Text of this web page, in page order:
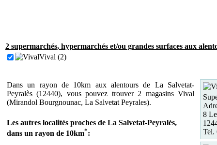
2 supermarchés, hypermarchés et/ou grandes surfaces aux
Vival (2)
Dans un rayon de 10km aux alentours de La Salvetat-
Peyralès (12440), vous pouvez trouver 2 magasins Vival
(Mirandol Bourgnounac, La Salvetat Peyrales).
Les autres localités proches de La Salvetat-Peyralès,
dans un rayon de 10km*:
8
Tel.